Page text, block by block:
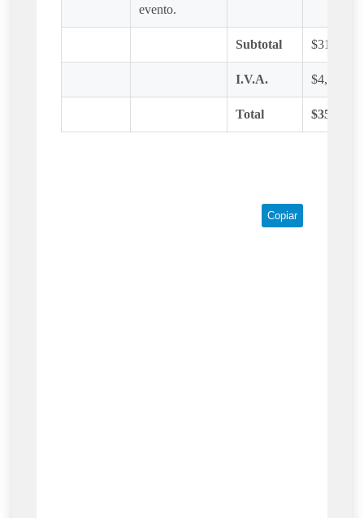
evento.
Subtotal
I.V.A. $4,960.00
Total
Copiar